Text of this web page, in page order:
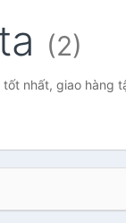
(2)
nhất, giao hàng